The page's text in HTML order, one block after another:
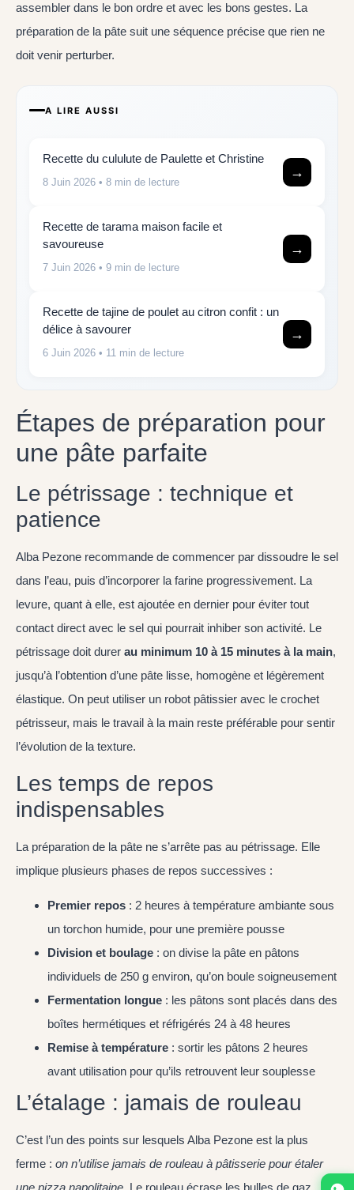
assembler dans le bon ordre et avec les bons gestes. La
préparation de la pâte suit une séquence précise que rien ne
doit venir perturber.
A LIRE AUSSI
Recette du cululute de Paulette et Christine
8 Juin 2026 • 8 min de lecture
→
Recette de tarama maison facile et
savoureuse
7 Juin 2026 • 9 min de lecture
→
Recette de tajine de poulet au citron confit : un
délice à savourer
6 Juin 2026 • 11 min de lecture
→
Étapes de préparation pour
une pâte parfaite
Le pétrissage : technique et
patience
Alba Pezone recommande de commencer par dissoudre le sel
dans l’eau, puis d’incorporer la farine progressivement. La
levure, quant à elle, est ajoutée en dernier pour éviter tout
contact direct avec le sel qui pourrait inhiber son activité. Le
pétrissage doit durer au minimum 10 à 15 minutes à la main,
jusqu’à l’obtention d’une pâte lisse, homogène et légèrement
élastique. On peut utiliser un robot pâtissier avec le crochet
pétrisseur, mais le travail à la main reste préférable pour sentir
l’évolution de la texture.
Les temps de repos
indispensables
La préparation de la pâte ne s’arrête pas au pétrissage. Elle
implique plusieurs phases de repos successives :
Premier repos : 2 heures à température ambiante sous
un torchon humide, pour une première pousse
Division et boulage : on divise la pâte en pâtons
individuels de 250 g environ, qu’on boule soigneusement
Fermentation longue : les pâtons sont placés dans des
boîtes hermétiques et réfrigérés 24 à 48 heures
Remise à température : sortir les pâtons 2 heures
avant utilisation pour qu’ils retrouvent leur souplesse
L’étalage : jamais de rouleau
C’est l’un des points sur lesquels Alba Pezone est la plus
ferme : on n’utilise jamais de rouleau à pâtisserie pour étaler
une pizza napolitaine . Le rouleau écrase les bulles de gaz